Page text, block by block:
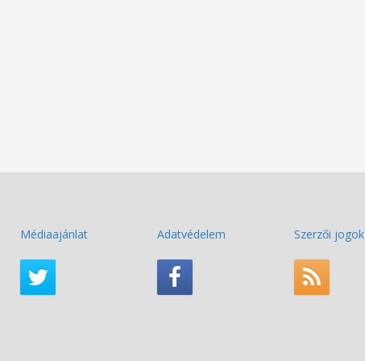
Médiaajánlat Adatvédelem Szerzői jogok